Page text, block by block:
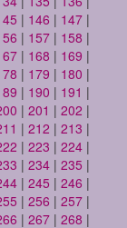
| 146 | 147 |
| 157 | 158 |
| 168 | 169 |
| 179 | 180 |
| 190 | 191 |
| 201 | 202 |
| 212 | 213 |
| 223 | 224 |
| 234 | 235 |
| 245 | 246 |
| 256 | 257 |
| 267 | 268 |